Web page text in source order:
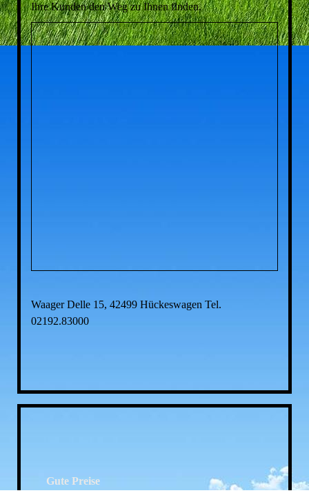
Ihre Kunden den Weg zu Ihnen finden.
Waager Delle 15, 42499 Hückeswagen Tel.
02192.83000
Gute Preise